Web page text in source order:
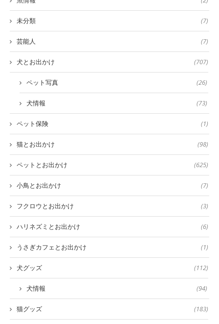
未分類 (7)
芸能人 (7)
犬とお出かけ (707)
ペット写真 (26)
犬情報 (73)
ペット保険 (1)
猫とお出かけ (98)
ペットとお出かけ (625)
小鳥とお出かけ (7)
フクロウとお出かけ (3)
ハリネズミとお出かけ (6)
うさぎカフェとお出かけ (1)
犬グッズ (112)
犬情報 (94)
猫グッズ (183)